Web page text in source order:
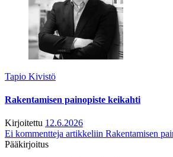
Tapio Kivistö
Rakentamisen painopiste keikahti
Kirjoitettu 12.6.2026
Ei kommentteja artikkeliin Rakentamisen
Pääkirjoitus